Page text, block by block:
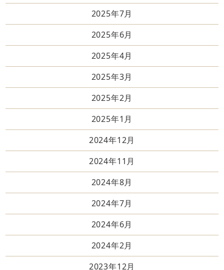
2025年7月
2025年6月
2025年4月
2025年3月
2025年2月
2025年1月
2024年12月
2024年11月
2024年8月
2024年7月
2024年6月
2024年2月
2023年12月